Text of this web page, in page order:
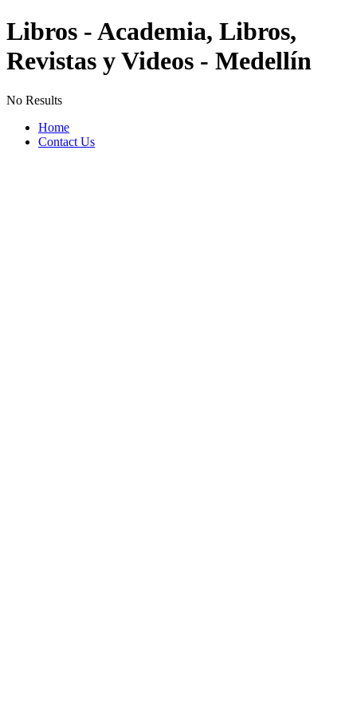
Libros - Academia, Libros,
Revistas y Videos - Medellín
No Results
Home
Contact Us